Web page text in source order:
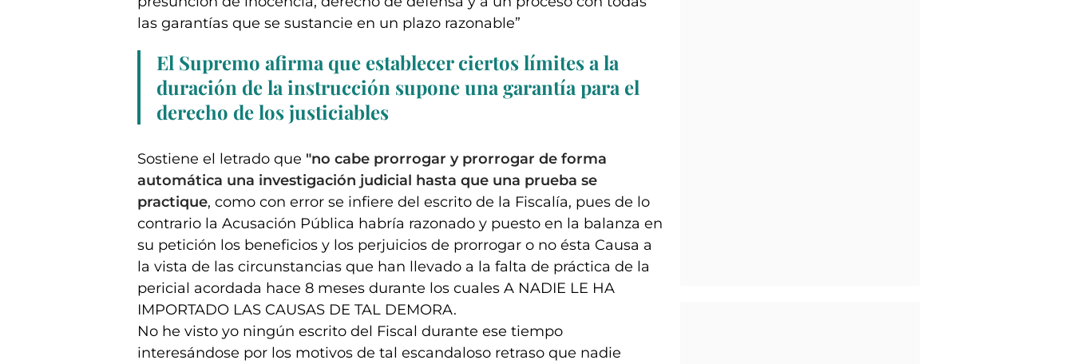
las garantías que se sustancie en un plazo razonable”
El Supremo afirma que establecer ciertos límites a la
duración de la instrucción supone una garantía para el
derecho de los justiciables
Sostiene el letrado que "no cabe prorrogar y prorrogar de forma
automática una investigación judicial hasta que una prueba se
practique, como con error se infiere del escrito de la Fiscalía, pues de lo
contrario la Acusación Pública habría razonado y puesto en la balanza en
su petición los beneficios y los perjuicios de prorrogar o no ésta Causa a
la vista de las circunstancias que han llevado a la falta de práctica de la
pericial acordada hace 8 meses durante los cuales A NADIE LE HA
IMPORTADO LAS CAUSAS DE TAL DEMORA.
No he visto yo ningún escrito del Fiscal durante ese tiempo
interesándose por los motivos de tal escandaloso retraso que nadie